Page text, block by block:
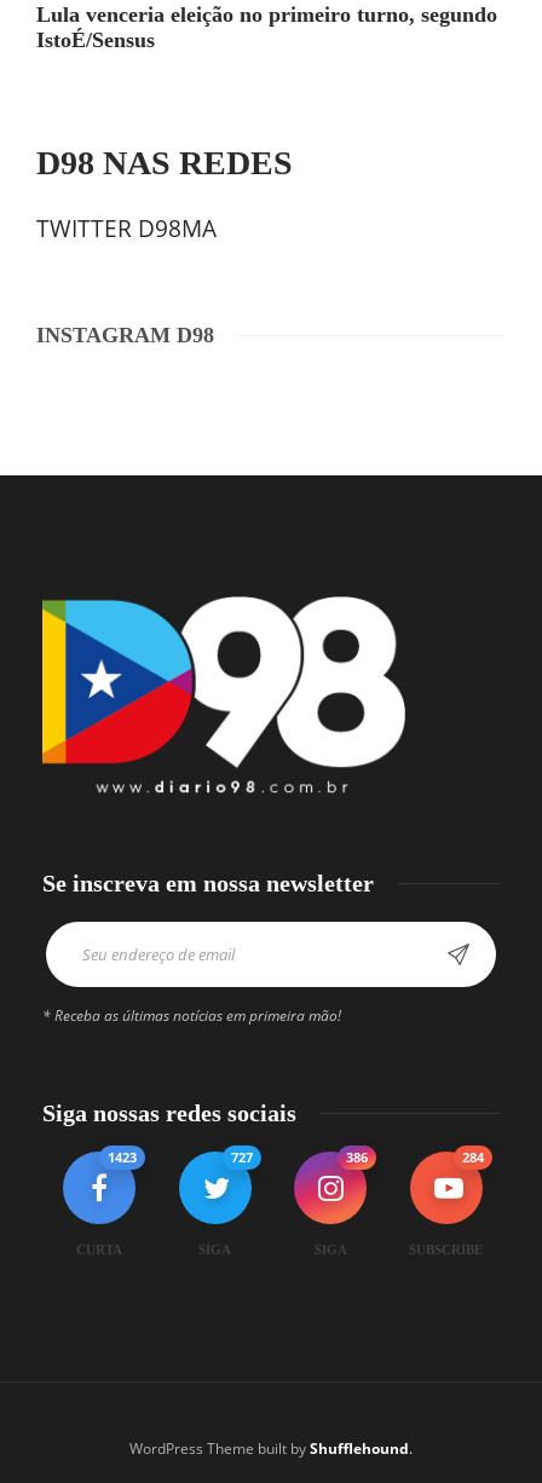
Lula venceria eleição no primeiro turno, segundo
IstoÉ/Sensus
D98 NAS REDES
TWITTER D98MA
INSTAGRAM D98
Se inscreva em nossa newsletter
* Receba as últimas notícias em primeira mão!
Siga nossas redes sociais
1423
CURTA
727
SIGA
386
SIGA
284
SUBSCRIBE
WordPress Theme built byShufflehound.